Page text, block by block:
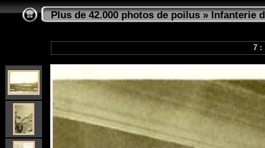
Plus de 42.000 photos de poilus»Infanterie
7 :